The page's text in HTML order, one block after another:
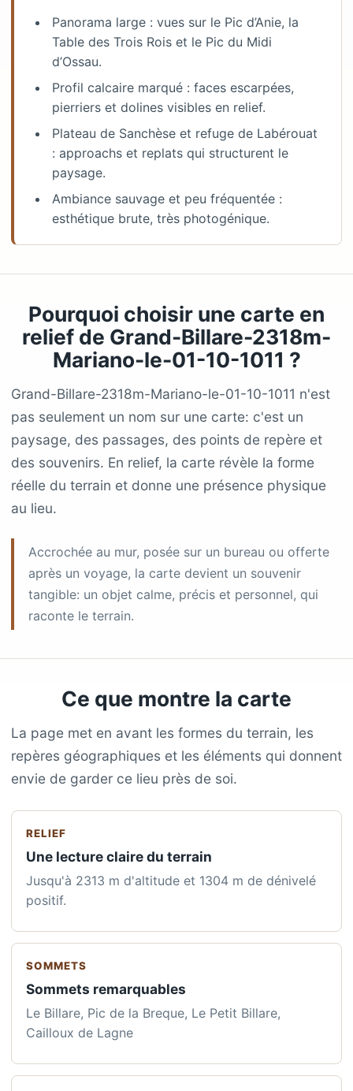
Panorama large : vues sur le Pic d’Anie, la
Table des Trois Rois et le Pic du Midi
d’Ossau.
Profil calcaire marqué : faces escarpées,
pierriers et dolines visibles en relief.
Plateau de Sanchèse et refuge de Labérouat
: approachs et replats qui structurent le
paysage.
Ambiance sauvage et peu fréquentée :
esthétique brute, très photogénique.
Pourquoi choisir une carte en
relief de Grand-Billare-2318m-
Mariano-le-01-10-1011 ?
Grand-Billare-2318m-Mariano-le-01-10-1011 n'est
pas seulement un nom sur une carte: c'est un
paysage, des passages, des points de repère et
des souvenirs. En relief, la carte révèle la forme
réelle du terrain et donne une présence physique
au lieu.
Accrochée au mur, posée sur un bureau ou offerte
après un voyage, la carte devient un souvenir
tangible: un objet calme, précis et personnel, qui
raconte le terrain.
Ce que montre la carte
La page met en avant les formes du terrain, les
repères géographiques et les éléments qui donnent
envie de garder ce lieu près de soi.
RELIEF
Une lecture claire du terrain
Jusqu'à 2313 m d'altitude et 1304 m de dénivelé
positif.
SOMMETS
Sommets remarquables
Le Billare, Pic de la Breque, Le Petit Billare,
Cailloux de Lagne